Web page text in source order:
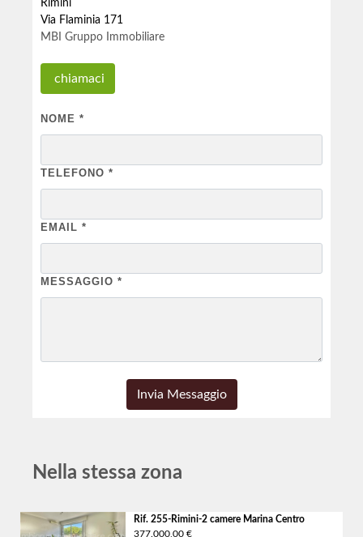
Rimini
Via Flaminia 171
MBI Gruppo Immobiliare
chiamaci
NOME *
TELEFONO *
EMAIL *
MESSAGGIO *
Nella stessa zona
Rif. 255-Rimini-2 camere Marina Centro
377.000,00 €